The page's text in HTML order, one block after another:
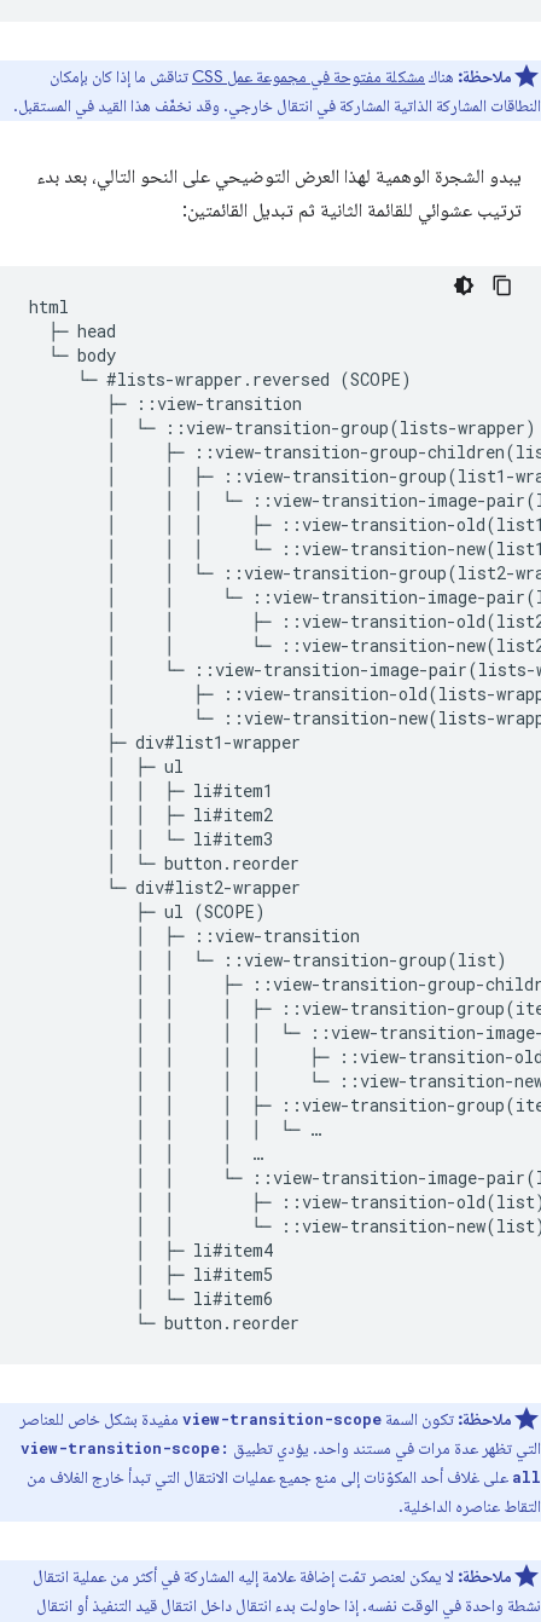
ملاحظة: هناك مشكلة مفتوحة في مجموعة عمل CSS
تناقش ما إذا كان بإمكان
النطاقات المشاركة الذاتية المشاركة في انتقال خارجي. وقد نخفّف هذا القيد في المستقبل.
يبدو الشجرة الوهمية لهذا العرض التوضيحي على النحو التالي، بعد بدء
ترتيب عشوائي للقائمة الثانية ثم تبديل القائمتين:
html
  ├─ head
  └─ body
     └─ #lists-wrapper.reversed (SCOPE)
        ├─ ::view-transition
        │  └─ ::view-transition-group(lists-wrapper)
│     ├─ ::view-transition-group-
│     │  ├─ ::view-transition-group(list1-
│     │  │  └─ ::view-transition-image-
│     │  │     ├─ ::view-transition-
│     │  │     └─ ::view-transition-
│     │  └─ ::view-transition-group(list2-
│     │     └─ ::view-transition-image-
│     │        ├─ ::view-transition-
│     │        └─ ::view-transition-
│     └─ ::view-transition-image-
│        ├─ ::view-transition-old(lists-
│        └─ ::view-transition-new(lists-
        ├─ div#list1-wrapper
        │  ├─ ul
        │  │  ├─ li#item1
        │  │  ├─ li#item2
        │  │  └─ li#item3
        │  └─ button.reorder
        └─ div#list2-wrapper
           ├─ ul (SCOPE)
           │  ├─ ::view-transition
           │  │  └─ ::view-transition-group(list)
│  │     ├─ ::view-transition-group-
│  │     │  ├─ ::view-transition-
│  │     │  │  └─ ::view-transition-
│  │     │  │     ├─ ::view-transition-
│  │     │  │     └─ ::view-transition-
│  │     │  ├─ ::view-transition-
           │  │     │  │  └─ …
           │  │     │  …
│  │     └─ ::view-transition-image-
│  │        ├─ ::view-transition-
│  │        └─ ::view-transition-
           │  ├─ li#item4
           │  ├─ li#item5
           │  └─ li#item6
ملاحظة: تكون السمة view-transition-scope مفيدة بشكل خاص للعناصر
التي تظهر عدة مرات في مستند واحد. يؤدي تطبيق view-transition-scope:
all على غلاف أحد المكوّنات إلى منع جميع عمليات الانتقال التي تبدأ خارج الغلاف من
التقاط عناصره الداخلية.
ملاحظة: لا يمكن لعنصر تمّت إضافة علامة إليه المشاركة في أكثر من عملية انتقال
نشطة واحدة في الوقت نفسه. إذا حاولت بدء انتقال داخل انتقال قيد التنفيذ أو انتقال